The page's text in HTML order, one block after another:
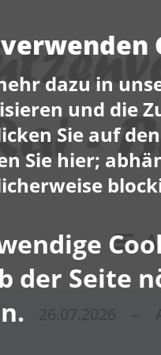
dazu in
und die
Sie auf
Sie hier;
der Seite
26.07.2026 –